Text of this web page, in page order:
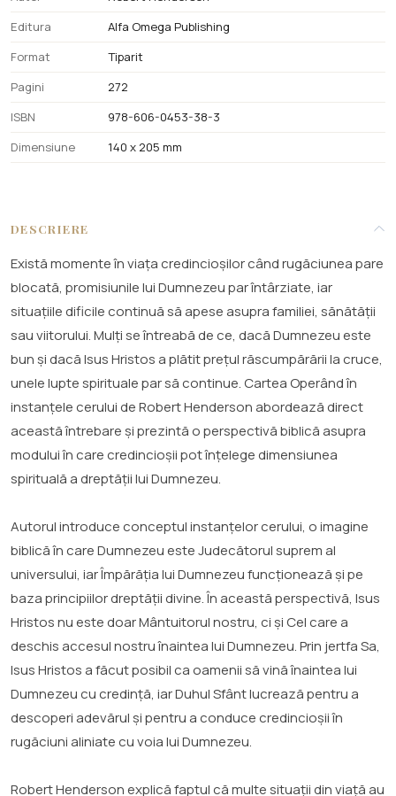
Editura
Alfa Omega Publishing
Format
Tiparit
Pagini
272
ISBN
978-606-0453-38-3
Dimensiune
140 x 205 mm
DESCRIERE
Există momente în viața credincioșilor când rugăciunea pare
blocată, promisiunile lui Dumnezeu par întârziate, iar
situațiile dificile continuă să apese asupra familiei, sănătății
sau viitorului. Mulți se întreabă de ce, dacă Dumnezeu este
bun și dacă Isus Hristos a plătit prețul răscumpărării la cruce,
unele lupte spirituale par să continue. Cartea Operând în
instanțele cerului de Robert Henderson abordează direct
această întrebare și prezintă o perspectivă biblică asupra
modului în care credincioșii pot înțelege dimensiunea
spirituală a dreptății lui Dumnezeu.
Autorul introduce conceptul instanțelor cerului, o imagine
biblică în care Dumnezeu este Judecătorul suprem al
universului, iar Împărăția lui Dumnezeu funcționează și pe
baza principiilor dreptății divine. În această perspectivă, Isus
Hristos nu este doar Mântuitorul nostru, ci și Cel care a
deschis accesul nostru înaintea lui Dumnezeu. Prin jertfa Sa,
Isus Hristos a făcut posibil ca oamenii să vină înaintea lui
Dumnezeu cu credință, iar Duhul Sfânt lucrează pentru a
descoperi adevărul și pentru a conduce credincioșii în
rugăciuni aliniate cu voia lui Dumnezeu.
Robert Henderson explică faptul că multe situații din viață au